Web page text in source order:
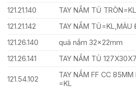
121.21.140 TAY NẮM TỦ
121.21.142
TAY NẮM TỦ=KL,MÀU
121.26.140
quả nắm 32x22mm
121.26.141
TAY NẮM TỦ
121.54.102
TAY NẮM FF CC 85MM
=KL